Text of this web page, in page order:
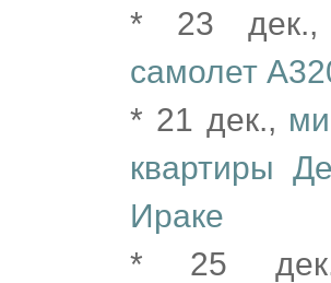
* 23
самолет
* 21 дек.,
квартиры
Ираке
* 25